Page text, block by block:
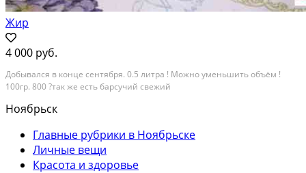
Жир
4 000 руб.
Добывался в конце сентября. 0.5 литра ! Можно уменьшить объём !
100гр. 800 ?так же есть барсучий свежий
Ноябрьск
Главные рубрики в Ноябрьске
Личные вещи
Красота и здоровье